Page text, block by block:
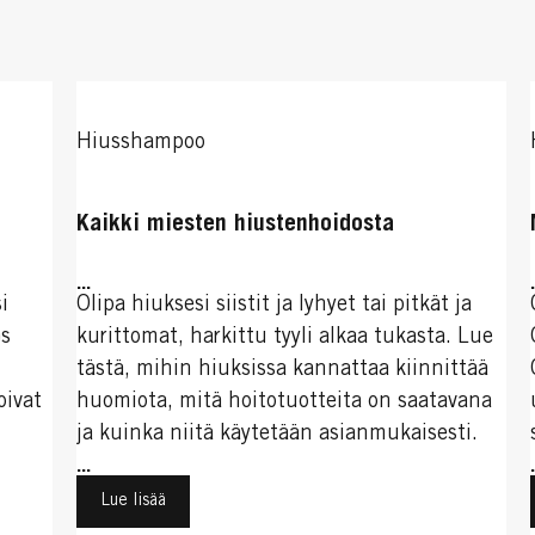
Hiusshampoo
Kaikki miesten hiustenhoidosta
...
Olipa hiuksesi siistit ja lyhyet tai pitkät ja
kurittomat, harkittu tyyli alkaa tukasta. Lue
tästä, mihin hiuksissa kannattaa kiinnittää
huomiota, mitä hoitotuotteita on saatavana
ja kuinka niitä käytetään asianmukaisesti.
...
Lue lisää